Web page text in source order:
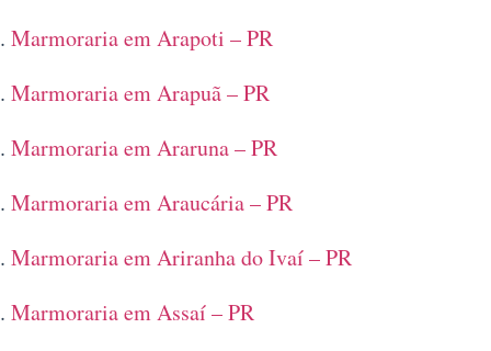
Marmoraria em Arapoti – PR
Marmoraria em Arapuã – PR
Marmoraria em Araruna – PR
Marmoraria em Araucária – PR
Marmoraria em Ariranha do Ivaí – PR
Marmoraria em Assaí – PR